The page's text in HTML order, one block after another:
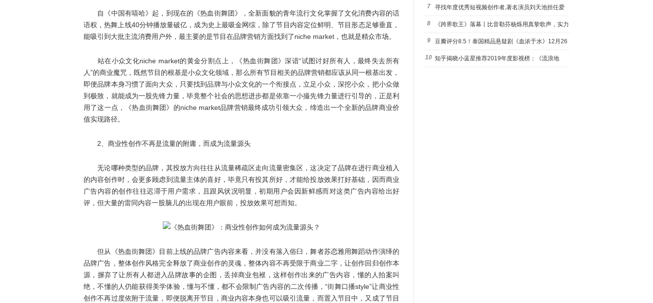
自《中国有嘻哈》起，到现在的《热血街舞团》，全新面貌的青年流行文化掌握了文化消费内容的话
语权，热舞上线40分钟播放量破亿，成为史上最吸金网综，除了节目内容定位鲜明、节目形态足够垂直，
能吸引到大批主流消费用户外，最主要的是节目在品牌营销方面找到了niche market，也就是精众市场。
站在小众文化niche market的黄金分割点上，《热血街舞团》深谙“试图讨好所有人，最终失去所有
人”的商业魔咒，既然节目的根基是小众文化领域，那么所有节目相关的品牌营销都应该从同一根基出发，
即便品牌本身习惯了面向大众，只要找到品牌与小众文化的一个衔接点，立足小众，深挖小众，把小众做
到极致，就能成为一股先锋力量，毕竟整个社会的思想进步都是依靠一小撮先锋力量进行引导的，正是利
用了这一点，《热血街舞团》的niche market品牌营销最终成功引领大众，缔造出一个全新的品牌商业价
值实现路径。
2、商业性创作不再是流量的附庸，而成为流量源头
无论哪种类型的品牌，其投放方向往往从流量稀疏区走向流量密集区，这决定了品牌在进行商业植入
的内容创作时，会更多顾虑到流量主体的喜好，毕竟只有投其所好，才能给投放效果打好基础，因而商业
广告内容的创作往往迟滞于用户需求，且跟风状况明显，初期用户会因新鲜感而对这类广告内容给出好
评，但大量的雷同内容一股脑儿的出现在用户眼前，投放效果可想而知。
但从《热血街舞团》目前上线的品牌广告内容来看，并没有落入俗臼，舞者苏恋雅用舞蹈动作演绎的
品牌广告，整体创作风格完全释放了商业创作的灵魂，整体内容不再受限于商业二字，让创作回归创作本
源，摒弃了让所有人都进入品牌故事的企图，丢掉商业包袱，这样创作出来的广告内容，懂的人拍案叫
绝，不懂的人仍能获得美学体验，懂与不懂，都不会限制广告内容的二次传播，“街舞口播style”让商业性
创作不再过度依附于流量，即便脱离开节目，商业内容本身也可以吸引流量，而置入节目中，又成了节目
7 寻找年度优秀短视频创作者,著名演员刘天池担任爱
奇艺号"奇
8 《跨界歌王》落幕丨比音勒芬杨烁用真挚歌声，实力
圈粉!
9 豆瓣评分8.5！泰国精品悬疑剧《血浓于水》12月26
日西瓜视
10 知乎揭晓小蓝星推荐2019年度影视榜：《流浪地